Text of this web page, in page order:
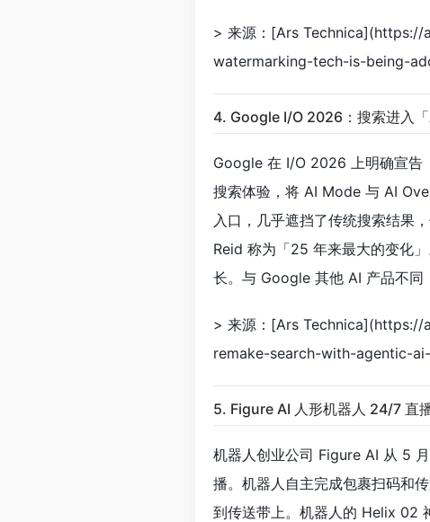
> 来源：[Ars
watermarking-tech-is-being-
4. Google I/O 2026：搜索进入
Google 在 I/O 2026 上明确宣告
搜索体验，将 AI Mode 与 AI
入口，几乎遮挡了传统搜索结果
Reid 称为「25 年来最大的变化
长。与 Google 其他 AI 产品不同
> 来源：[Ars
remake-search-with-agentic-
5. Figure AI 人形机器人 24/7 直
机器人创业公司 Figure AI 从 5
播。机器人自主完成包裹扫码和
到传送带上。机器人的 Helix 02